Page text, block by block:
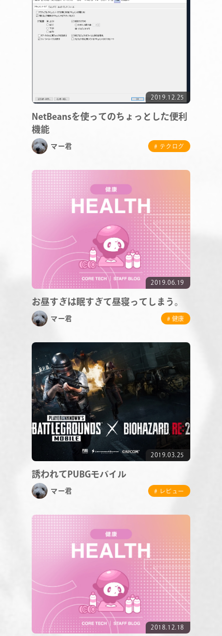
SERVICE
CONTACT
RECRUIT
2019.12.25
NetBeansを使ってのちょっとした便利
機能
マー君 # テクログ
2019.06.19
お昼すぎは眠すぎて昼寝ってしまう。
マー君 # 健康
2019.03.25
誘われてPUBGモバイル
マー君 # レビュー
2018.12.18